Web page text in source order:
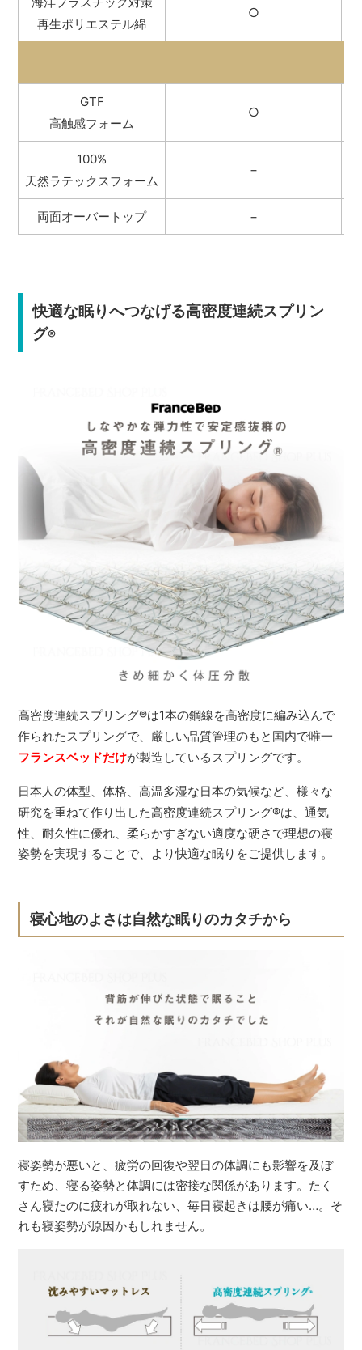
再生ポリエステル綿
○
GTF
高触感フォーム
○
100%
天然ラテックスフォーム
−
両面オーバートップ −
快適な眠りへつなげる高密度連続スプリン
グ®
高密度連続スプリング®は1本の鋼線を高密度に編み込んで
作られたスプリングで、厳しい品質管理のもと国内で唯一
フランスベッドだけが製造しているスプリングです。
日本人の体型、体格、高温多湿な日本の気候など、様々な
研究を重ねて作り出した高密度連続スプリング®は、通気
性、耐久性に優れ、柔らかすぎない適度な硬さで理想の寝
姿勢を実現することで、より快適な眠りをご提供します。
寝心地のよさは自然な眠りのカタチから
寝姿勢が悪いと、疲労の回復や翌日の体調にも影響を及ぼ
すため、寝る姿勢と体調には密接な関係があります。たく
さん寝たのに疲れが取れない、毎日寝起きは腰が痛い…。そ
れも寝姿勢が原因かもしれません。